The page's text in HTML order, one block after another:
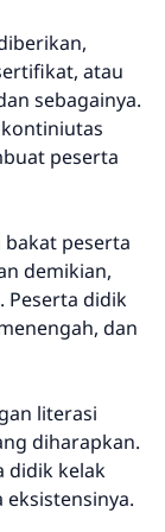
atau
sebagainya.
peserta
peserta
demikian,
Peserta didik
dan
literasi
diharapkan.
didik kelak